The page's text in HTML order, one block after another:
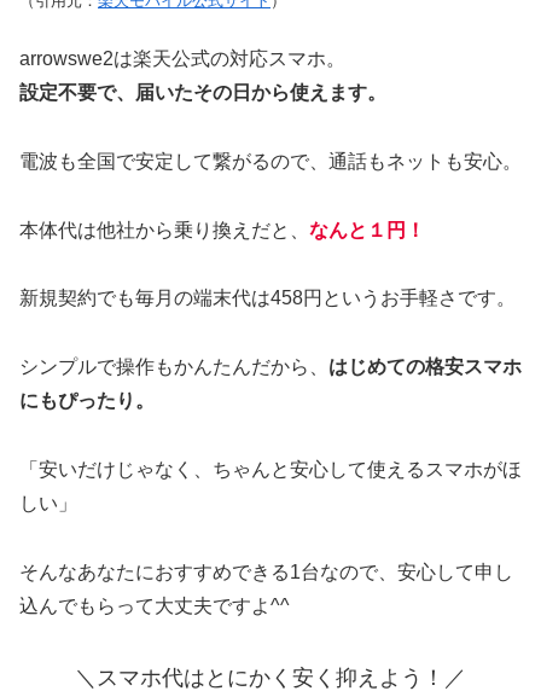
arrowswe2は楽天公式の対応スマホ。
設定不要で、届いたその日から使えます。
電波も全国で安定して繋がるので、通話もネットも安心。
本体代は他社から乗り換えだと、 なんと１円！
新規契約でも毎月の端末代は458円というお手軽さです。
シンプルで操作もかんたんだから、 はじめての格安スマホ
にもぴったり。
「安いだけじゃなく、ちゃんと安心して使えるスマホがほ
しい」
そんなあなたにおすすめできる1台なので、安心して申し
込んでもらって大丈夫ですよ^^
＼スマホ代はとにかく安く抑えよう！／